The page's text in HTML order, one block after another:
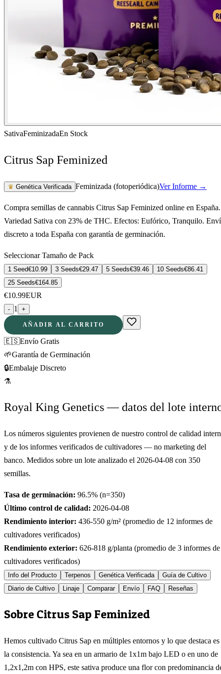
SativaFeminizadaEn Stock
Citrus Sap Feminized
♛ Genética Verificada Feminizada (fotoperiódica)Ver Informe →
Compra semillas de cannabis Citrus Sap Feminized online en España.
Variedad Sativa con 23% de THC. Efectos: Eufórico, Tranquilo.
discreto a toda España con garantía de germinación.
Seleccionar Tamaño de Pack
1 Seed€10.99 3 Seeds€29.47 5 Seeds€39.46 10 Seeds€86.41
25 Seeds€164.85
€10.99EUR
- 1 +
AÑADIR AL CARRITO
🇪🇸Envío Gratis
🌱Garantía de Germinación
🔒Embalaje Discreto
⚗
Royal King Genetics — datos del lote
Los números siguientes provienen de nuestro control de calidad
y de los informes verificados de cultivadores — no marketing del
banco. Medidos sobre un lote analizado el 2026-04-08 con 350
semillas.
Tasa de germinación: 96.5% (n=350)
Último control de calidad: 2026-04-08
Rendimiento interior: 436-550 g/m² (promedio de 12 informes de
cultivadores verificados)
Rendimiento exterior: 626-818 g/planta (promedio de 3 informes de
cultivadores verificados)
Info del Producto Terpenos Genética Verificada
Guía de Cultivo
Diario de Cultivo
Linaje Comparar Envío FAQ Reseñas
Sobre Citrus Sap Feminized
Hemos cultivado Citrus Sap en múltiples entornos y lo que destaca es
la consistencia. Ya sea en un armario de 1x1m bajo LED o en uno de
1,2x1,2m con HPS, este sativa produce una flor con predominancia